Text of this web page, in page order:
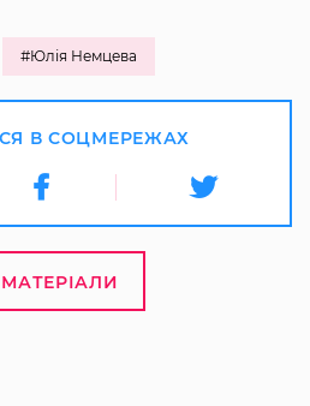
#Юлія Немцева
В СОЦМЕРЕЖАХ
МАТЕРІАЛИ